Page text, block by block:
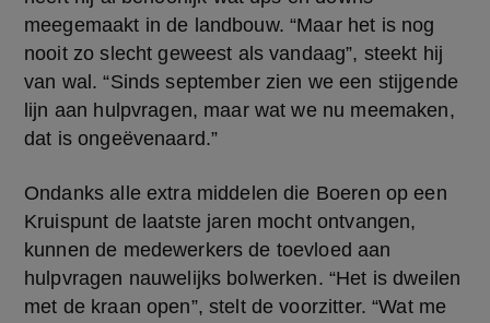
meegemaakt in de landbouw. “Maar het is nog
nooit zo slecht geweest als vandaag”, steekt hij
van wal. “Sinds september zien we een stijgende
lijn aan hulpvragen, maar wat we nu meemaken,
dat is ongeëvenaard.”
Ondanks alle extra middelen die Boeren op een
Kruispunt de laatste jaren mocht ontvangen,
kunnen de medewerkers de toevloed aan
hulpvragen nauwelijks bolwerken. “Het is dweilen
met de kraan open”, stelt de voorzitter. “Wat me